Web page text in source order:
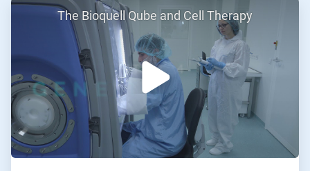
1
2
The Bioquell Qube and Cell Therapy